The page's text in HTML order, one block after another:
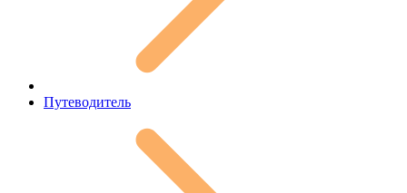
Путеводитель